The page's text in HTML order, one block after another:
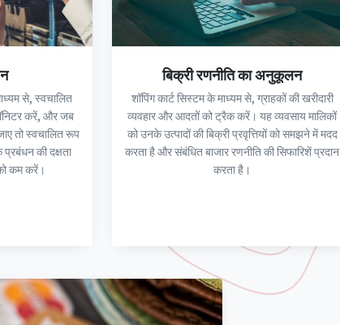
से, स्वचालित
करें, और जब
तो स्वचालित रूप
की दक्षता
कम करें।
बिक्री रणनीति का अनुकूलन
शॉपिंग कार्ट सिस्टम के माध्यम से, ग्राहकों की खरीदारी
व्यवहार और आदतों को ट्रैक करें। यह व्यवसाय मालिकों
को उनके उत्पादों की बिक्री प्रवृत्तियों को समझने में मदद
करता है और संबंधित बाजार रणनीति की सिफारिशें प्रदान
करता है।